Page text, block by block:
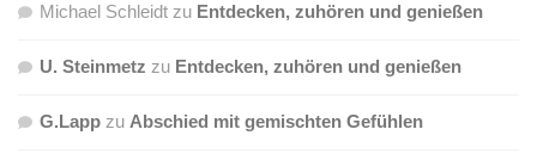
Michael Schleidt zu Entdecken, zuhören und genießen
U. Steinmetz zu Entdecken, zuhören und genießen
G.Lapp zu Abschied mit gemischten Gefühlen